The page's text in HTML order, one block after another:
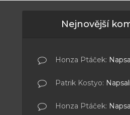
Nejnovější
Honza Ptáček:
Patrik Kostyo:
Honza Ptáček: